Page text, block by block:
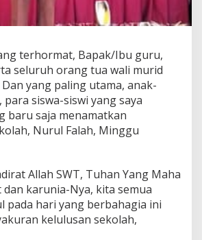
terhormat, Bapak/Ibu guru,
seluruh orang tua wali murid
yang paling utama, anak-
siswa-siswi yang saya
baru saja menamatkan
Nurul Falah, Minggu
Allah SWT, Tuhan Yang Maha
dan karunia-Nya, kita semua
pada hari yang berbahagia ini
kelulusan sekolah,